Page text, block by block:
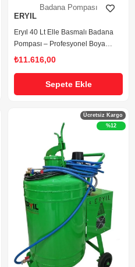
Badana Pompası
ERYIL
Eryıl 40 Lt Elle Basmalı Badana
Pompası – Profesyonel Boya
Badana İlaç Atma Pompası
₺11.616,00
Sepete Ekle
Ücretsiz Kargo
%12